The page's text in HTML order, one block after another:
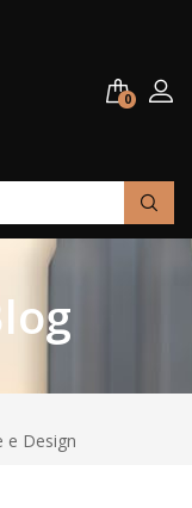
0
e Design